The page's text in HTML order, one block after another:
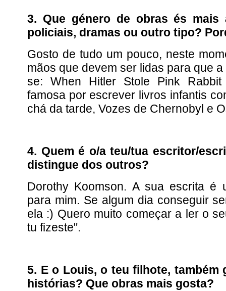
3. Que género de obras és mais
policiais, dramas ou outro tipo?
Gosto de tudo um pouco, neste
mãos que devem ser lidas para que
se: When Hitler Stole Pink
famosa por escrever livros infantis
chá da tarde, Vozes de Chernobyl e
4. Quem é o/a teu/tua escritor/
distingue dos outros?
Dorothy Koomson. A sua escrita é
para mim. Se algum dia conseguir
ela :) Quero muito começar a ler o
tu fizeste".
5. E o Louis, o teu filhote, também
histórias? Que obras mais gosta?